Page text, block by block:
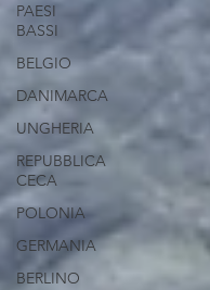
PAESI
BASSI
BELGIO
DANIMARCA
UNGHERIA
REPUBBLICA
CECA
POLONIA
GERMANIA
BERLINO